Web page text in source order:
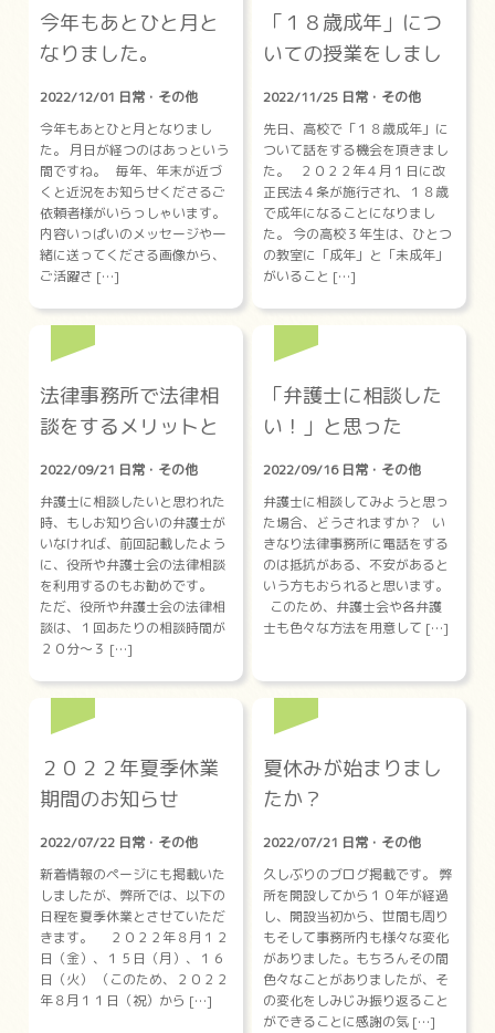
今年もあとひと月と
なりました。
2022/12/01 日常・その他
今年もあとひと月となりまし
た。 月日が経つのはあっという
間ですね。 毎年、年末が近づ
くと近況をお知らせくださるご
依頼者様がいらっしゃいます。
内容いっぱいのメッセージや一
緒に送ってくださる画像から、
ご活躍さ […]
「１８歳成年」につ
いての授業をしまし
た。
2022/11/25 日常・その他
先日、高校で「１８歳成年」に
ついて話をする機会を頂きまし
た。 ２０２２年４月１日に改
正民法４条が施行され、１８歳
で成年になることになりまし
た。 今の高校３年生は、ひとつ
の教室に「成年」と「未成年」
がいること […]
法律事務所で法律相
談をするメリットと
は？
2022/09/21 日常・その他
弁護士に相談したいと思われた
時、もしお知り合いの弁護士が
いなければ、前回記載したよう
に、役所や弁護士会の法律相談
を利用するのもお勧めです。
ただ、役所や弁護士会の法律相
談は、１回あたりの相談時間が
２０分～３ […]
「弁護士に相談した
い！」と思った
ら・・・
2022/09/16 日常・その他
弁護士に相談してみようと思っ
た場合、どうされますか？ い
きなり法律事務所に電話をする
のは抵抗がある、不安があると
いう方もおられると思います。
このため、弁護士会や各弁護
士も色々な方法を用意して […]
２０２２年夏季休業
期間のお知らせ
2022/07/22 日常・その他
新着情報のページにも掲載いた
しましたが、弊所では、以下の
日程を夏季休業とさせていただ
きます。 ２０２２年８月１２
日（金）、１５日（月）、１６
日（火） （このため、２０２２
年８月１１日（祝）から […]
夏休みが始まりまし
たか？
2022/07/21 日常・その他
久しぶりのブログ掲載です。 弊
所を開設してから１０年が経過
し、開設当初から、世間も周り
もそして事務所内も様々な変化
がありました。もちろんその間
色々なことがありましたが、そ
の変化をしみじみ振り返ること
ができることに感謝の気 […]